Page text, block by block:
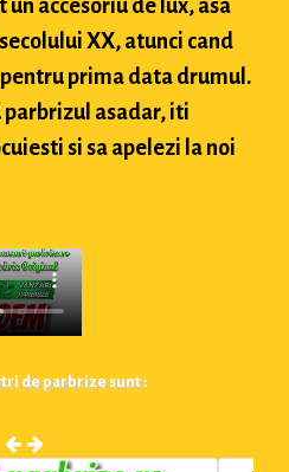
un accesoriu de lux, asa
XX, atunci cand
prima data drumul.
parbrizul asadar, iti
si sa apelezi la noi
de parbrize sunt :